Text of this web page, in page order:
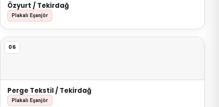
Özyurt / Tekirdağ
Plakalı Eşanjör
06
Perge Tekstil / Tekirdağ
Plakalı Eşanjör